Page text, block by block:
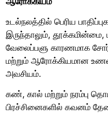
உடல்நலத்தில் பெரிய
இருந்தாலும்,
வேலைப்பளு காரணமாக
மற்றும் ஆரோக்கியமான
அவசியம்.
கண், கால் மற்றும் நரம்பு
பிரச்சினைகளில் கவனம்